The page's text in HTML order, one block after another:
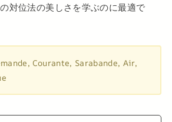
対位法の美しさを学ぶのに最適で
Courante, Sarabande, Air,